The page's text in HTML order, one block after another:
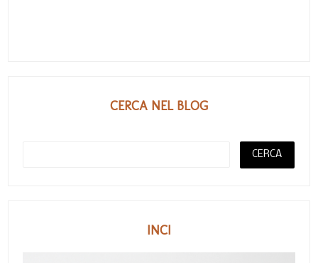
CERCA NEL BLOG
INCI